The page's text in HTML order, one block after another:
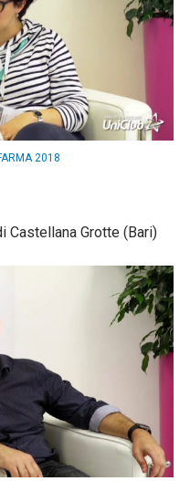
2018
Castellana Grotte (Bari)